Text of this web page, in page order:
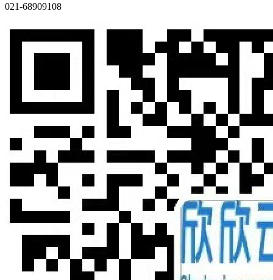
021-68909108